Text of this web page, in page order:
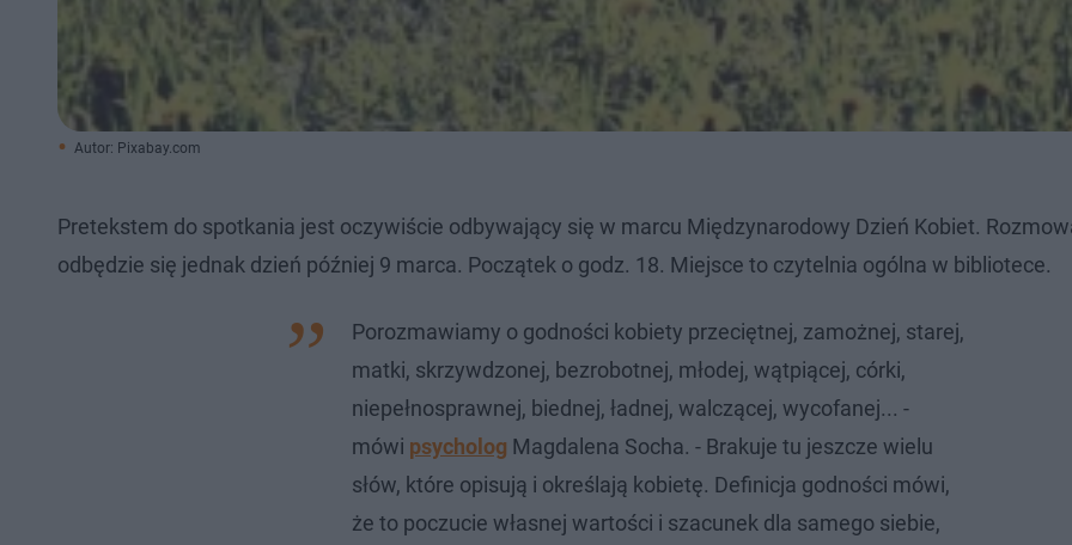
Autor: Pixabay.com
Pretekstem do spotkania jest oczywiście odbywający się w marcu Międzynarodowy Dzień Kobiet.
odbędzie się jednak dzień później 9 marca. Początek o godz. 18. Miejsce to czytelnia ogólna w bibliotece.
Porozmawiamy o godności kobiety przeciętnej, zamożnej, starej,
matki, skrzywdzonej, bezrobotnej, młodej, wątpiącej, córki,
niepełnosprawnej, biednej, ładnej, walczącej, wycofanej... -
mówi psycholog Magdalena Socha. - Brakuje tu jeszcze wielu
słów, które opisują i określają kobietę. Definicja godności mówi,
że to poczucie własnej wartości i szacunek dla samego siebie,